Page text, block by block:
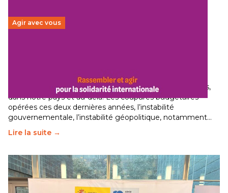
Agir avec vous
Le secteur humanitaire connaît des difficultés profondes,
dans notre pays et au-delà. Les coupures budgétaires
opérées ces deux dernières années, l’instabilité
gouvernementale, l’instabilité géopolitique, notamment…
Lire la suite →